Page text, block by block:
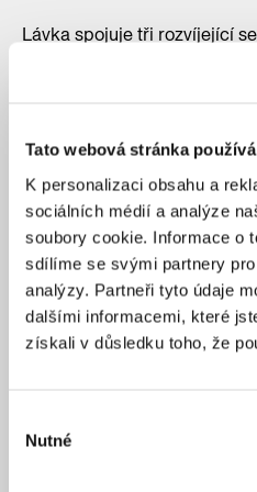
Tato webová stránka
K personalizaci obsahu a
sociálních médií a analýze
soubory cookie. Informace o
sdílíme se svými partnery
analýzy. Partneři tyto údaje
dalšími informacemi, které
získali v důsledku toho, že
souhlasu
Nutné
Lávka spojuje tři rozvíjející
dynamický Karlín s novou
ostrově, Holešovickou
Perspektiv
a ostrov
navíc čerstvě dokončená
holešovické zase
Nyní se upravuje i část
architekta Radka Kolaříka.
a Karlína je skvělou zprávou
dvou čtvrtí, ale všech, kteří
cestu přes Vltavu. Ostrov
stane ještě přístupnějším
předložen na začátku září,“
Ondřej Boháč. Některé